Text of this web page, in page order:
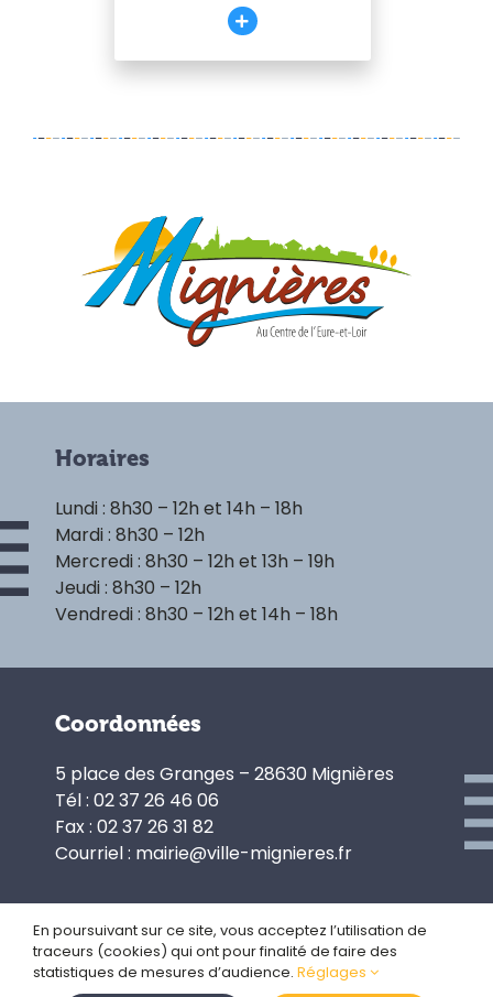
Horaires
Lundi : 8h30 – 12h et 14h – 18h
Mardi : 8h30 – 12h
Mercredi : 8h30 – 12h et 13h – 19h
Jeudi : 8h30 – 12h
Vendredi : 8h30 – 12h et 14h – 18h
Coordonnées
5 place des Granges – 28630 Mignières
Tél : 02 37 26 46 06
Fax : 02 37 26 31 82
Courriel : mairie@ville-mignieres.fr
Politique de confidentialité
Gestion des cookies
En poursuivant sur ce site, vous acceptez l’utilisation de
traceurs (cookies) qui ont pour finalité de faire des
statistiques de mesures d’audience. Réglages